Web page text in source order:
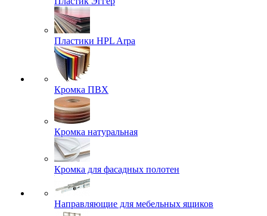
Пластики HPL Arpa
Кромка ПВХ
Кромка натуральная
Кромка для фасадных полотен
Направляющие для мебельных ящиков